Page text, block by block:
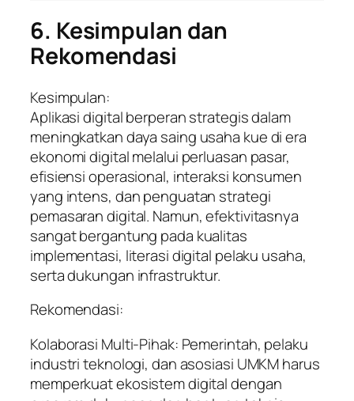
6. Kesimpulan dan
Rekomendasi
Kesimpulan:
Aplikasi digital berperan strategis dalam
meningkatkan daya saing usaha kue di era
ekonomi digital melalui perluasan pasar,
efisiensi operasional, interaksi konsumen
yang intens, dan penguatan strategi
pemasaran digital. Namun, efektivitasnya
sangat bergantung pada kualitas
implementasi, literasi digital pelaku usaha,
serta dukungan infrastruktur.
Rekomendasi:
Kolaborasi Multi-Pihak: Pemerintah, pelaku
industri teknologi, dan asosiasi UMKM harus
memperkuat ekosistem digital dengan